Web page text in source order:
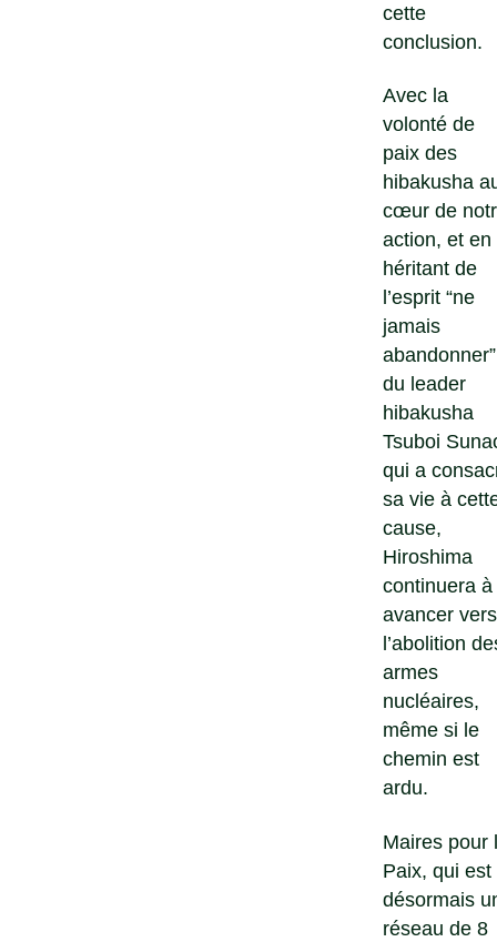
cette
conclusion.
Avec la
volonté de
paix des
hibakusha
cœur de
action, et en
héritant de
l’esprit “ne
jamais
abandonner”
du leader
hibakusha
Tsuboi
qui a
sa vie à
cause,
Hiroshima
continuera à
avancer vers
l’abolition
armes
nucléaires,
même si le
chemin est
ardu.
Maires pour
Paix, qui est
désormais
réseau de 8